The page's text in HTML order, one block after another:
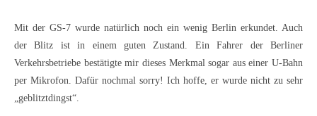
Mit der GS-7 wurde natürlich noch ein wenig Berlin erkundet. Auch
der Blitz ist in einem guten Zustand. Ein Fahrer der Berliner
Verkehrsbetriebe bestätigte mir dieses Merkmal sogar aus einer U-Bahn
per Mikrofon. Dafür nochmal sorry! Ich hoffe, er wurde nicht zu sehr
„geblitztdingst“.